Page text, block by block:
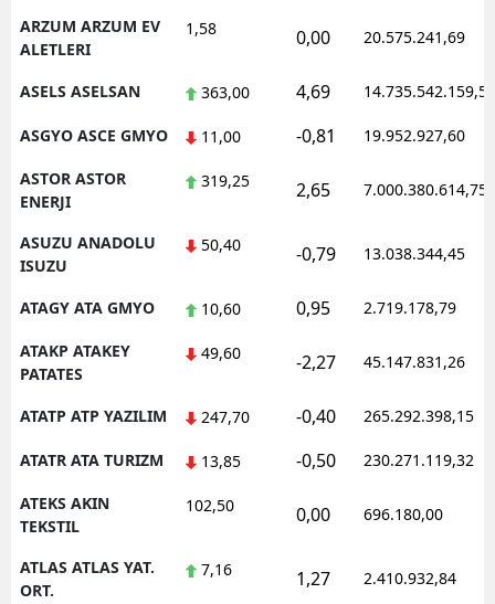
ARZUM ARZUM EV
ALETLERI
1,58 0,00 20.575.241,69
ASELS ASELSAN 363,00 4,69 14.735.542.159,50
ASGYO ASCE GMYO 11,00 -0,81 19.952.927,60
ASTOR ASTOR
ENERJI
319,25 2,65 7.000.380.614,75
ASUZU ANADOLU
ISUZU
50,40 -0,79 13.038.344,45
ATAGY ATA GMYO 10,60 0,95 2.719.178,79
ATAKP ATAKEY
PATATES
49,60 -2,27 45.147.831,26
ATATP ATP YAZILIM 247,70 -0,40 265.292.398,15
ATATR ATA TURIZM 13,85 -0,50 230.271.119,32
ATEKS AKIN
TEKSTIL
102,50 0,00 696.180,00
ATLAS ATLAS YAT.
ORT.
7,16 1,27 2.410.932,84